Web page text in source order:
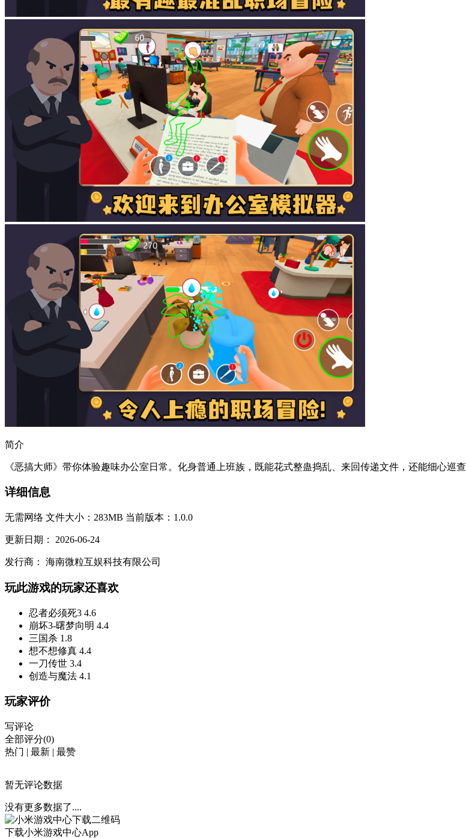
简介
《恶搞大师》带你体验趣味办公室日常。化身普通上班族，既能花式整蛊捣乱、来回传递文件，还能细心巡
详细信息
无需网络 文件大小：283MB 当前版本：1.0.0
更新日期： 2026-06-24
发行商： 海南微粒互娱科技有限公司
玩此游戏的玩家还喜欢
忍者必须死3 4.6
崩坏3-曙梦向明 4.4
三国杀 1.8
想不想修真 4.4
一刀传世 3.4
创造与魔法 4.1
玩家评价
写评论
全部评分(0)
热门 | 最新 | 最赞
暂无评论数据
没有更多数据了....
下载小米游戏中心App